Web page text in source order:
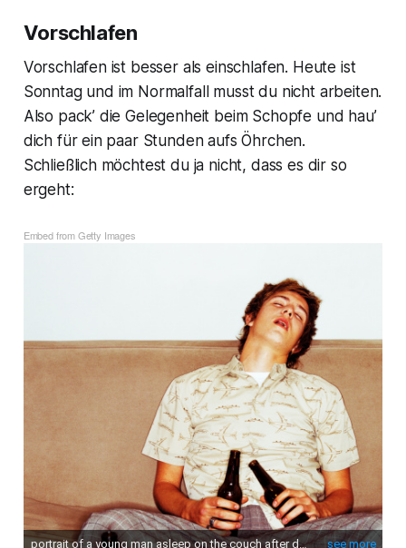
Vorschlafen
Vorschlafen ist besser als einschlafen. Heute ist
Sonntag und im Normalfall musst du nicht arbeiten.
Also pack’ die Gelegenheit beim Schopfe und hau’
dich für ein paar Stunden aufs Öhrchen.
Schließlich möchtest du ja nicht, dass es dir so
ergeht:
Embed from Getty Images